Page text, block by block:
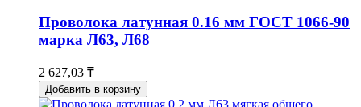
Проволока латунная 0.16 мм ГОСТ 1066-90
марка Л63, Л68
2 627,03 ₸
Добавить в корзину